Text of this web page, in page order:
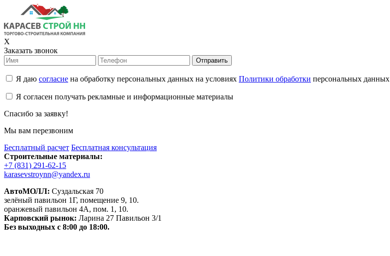
X
Заказать звонок
Отправить
Я даю согласие на обработку персональных данных на условиях Политики обработки персональных данных
Я согласен получать рекламные и информационные материалы
Спасибо за заявку!
Мы вам перезвоним
Бесплатный расчет Бесплатная консультация
Строительные материалы:
+7 (831) 291-62-15
karasevstroynn@yandex.ru
АвтоМОЛЛ: Суздальская 70
зелёный павильон 1Г, помещение 9, 10.
оранжевый павильон 4А, пом. 1, 10.
Карповский рынок: Ларина 27 Павильон 3/1
Без выходных с 8:00 до 18:00.